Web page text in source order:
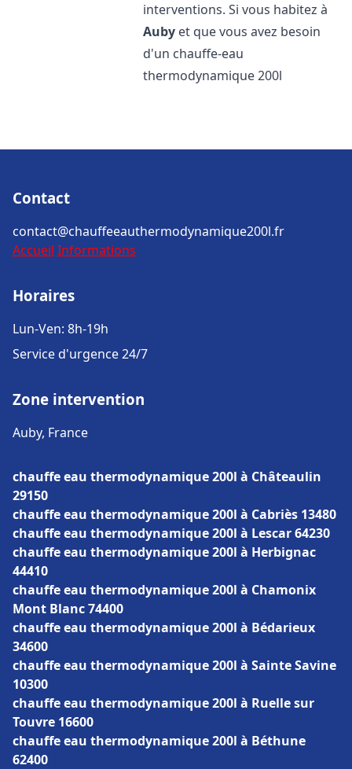
interventions. Si vous habitez à
Auby et que vous avez besoin
d'un chauffe-eau
thermodynamique 200l
Contact
contact@chauffeeauthermodynamique200l.fr
Accueil Informations
Horaires
Lun-Ven: 8h-19h
Service d'urgence 24/7
Zone intervention
Auby, France
chauffe eau thermodynamique 200l à Châteaulin
29150
chauffe eau thermodynamique 200l à Cabriès 13480
chauffe eau thermodynamique 200l à Lescar 64230
chauffe eau thermodynamique 200l à Herbignac
44410
chauffe eau thermodynamique 200l à Chamonix
Mont Blanc 74400
chauffe eau thermodynamique 200l à Bédarieux
34600
chauffe eau thermodynamique 200l à Sainte Savine
10300
chauffe eau thermodynamique 200l à Ruelle sur
Touvre 16600
chauffe eau thermodynamique 200l à Béthune
62400